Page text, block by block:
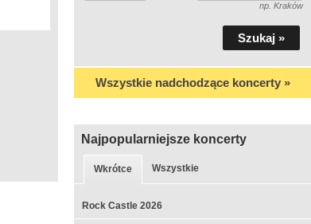
np. Kraków
Wszystkie nadchodzące koncerty »
Najpopularniejsze koncerty
Wkrótce Wszystkie
Rock Castle 2026